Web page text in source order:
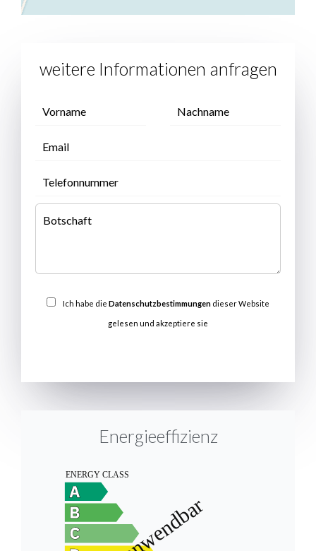
weitere Informationen anfragen
Ich habe die Datenschutzbestimmungen dieser Website
gelesen und akzeptiere sie
Energieeffizienz